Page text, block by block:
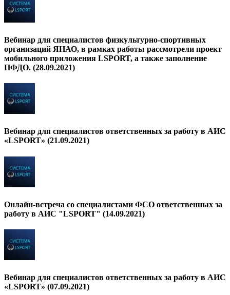
Вебинар для специалистов физкультурно-спортивных
организаций ЯНАО, в рамках работы рассмотрели проект
мобильного приложения LSPORT, а также заполнение
ПФДО. (28.09.2021)
Вебинар для специалистов ответственных за работу в АИС
«LSPORT» (21.09.2021)
Онлайн-встреча со специалистами ФСО ответственных за
работу в АИС "LSPORT" (14.09.2021)
Вебинар для специалистов ответственных за работу в АИС
«LSPORT» (07.09.2021)